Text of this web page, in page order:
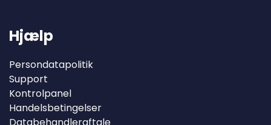
Hjælp
Persondatapolitik
Support
Kontrolpanel
Handelsbetingelser